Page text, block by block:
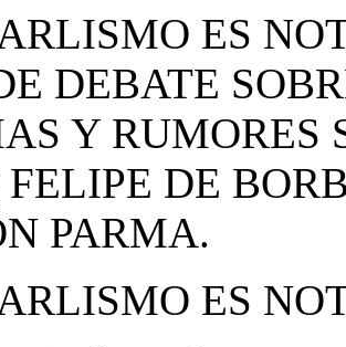
DEBATE
Y RUMORES
FELIPE DE
PARMA.
ES